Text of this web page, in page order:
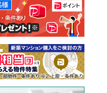
土地